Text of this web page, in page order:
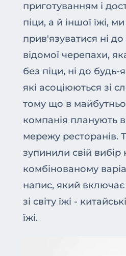
приготуванням і
піци, а й іншої їжі,
прив'язуватися ні до
відомої черепахи,
без піци, ні до будь-
які асоціюються зі
тому що в
компанія планують
мережу ресторанів.
зупинили свій вибір
комбінованому
напис, який
зі світу їжі -
їжі.